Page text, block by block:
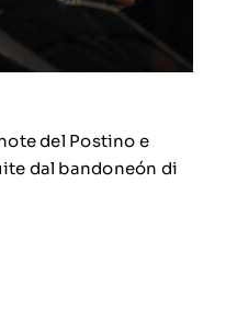
del Postino e
dal bandoneón di